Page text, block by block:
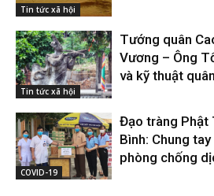
Tin tức xã hội
Tin tức xã hội
Tướng quân
Vương – Ông
và kỹ thuật
COVID-19
Đạo tràng Phật
Bình: Chung
phòng chống